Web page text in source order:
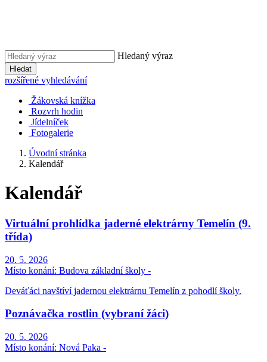
Hledaný výraz
Hledat
rozšířené vyhledávání
Žákovská knížka
Rozvrh hodin
Jídelníček
Fotogalerie
Úvodní stránka
Kalendář
Kalendář
Virtuální prohlídka jaderné elektrárny Temelín (9.
třída)
20. 5. 2026
Místo konání: Budova základní školy -
Deváťáci navštíví jadernou elektrárnu Temelín z pohodlí školy.
Poznávačka rostlin (vybraní žáci)
20. 5. 2026
Místo konání: Nová Paka -